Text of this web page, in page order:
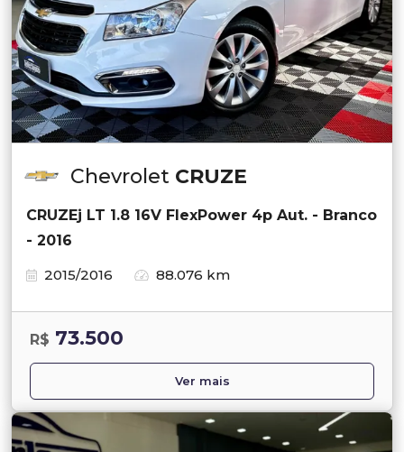
Chevrolet CRUZE
CRUZEj LT 1.8 16V FlexPower 4p Aut. - Branco
- 2016
2015/2016
88.076 km
R$ 73.500
Ver mais